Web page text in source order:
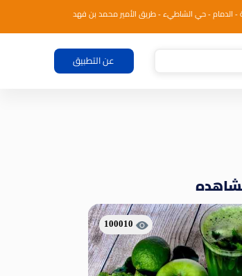
- الدمام - حي الشاطيء - طريق الأمير محمد بن فهد
عن التطبيق
100010